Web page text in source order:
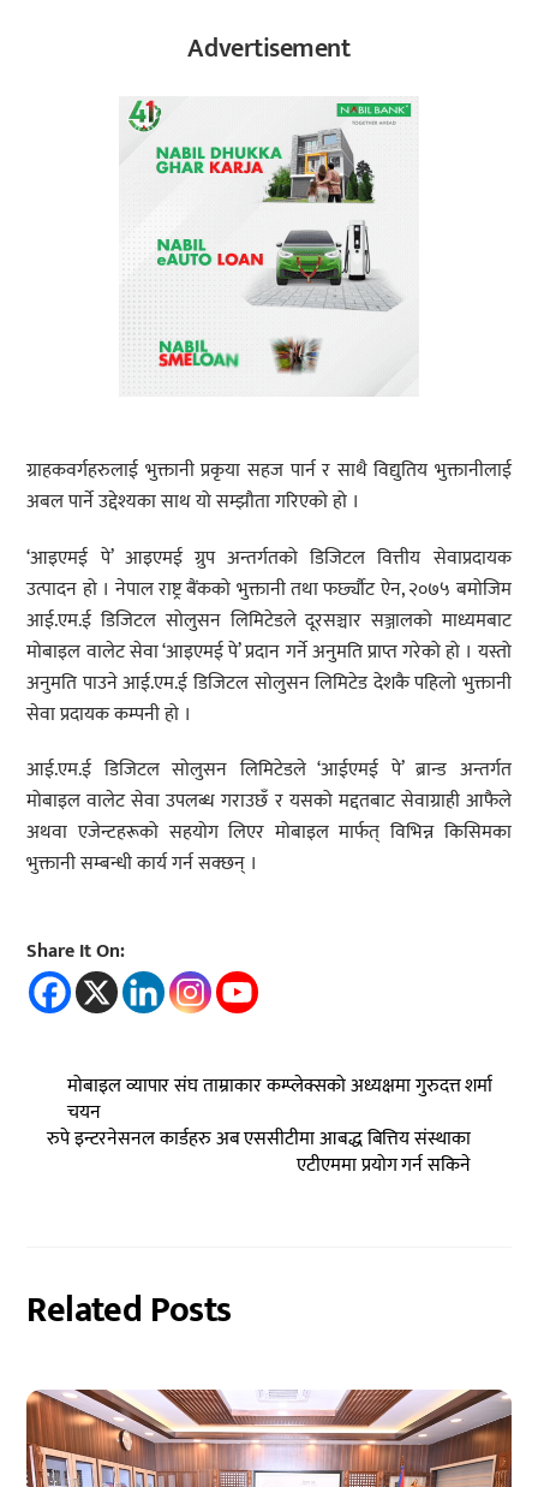
Advertisement
ग्राहकवर्गहरुलाई भुक्तानी प्रकृया सहज पार्न र साथै विद्युतिय भुक्तानीलाई
अबल पार्ने उद्देश्यका साथ यो सम्झौता गरिएको हो ।
‘आइएमई पे’ आइएमई ग्रुप अन्तर्गतको डिजिटल वित्तीय सेवाप्रदायक
उत्पादन हो । नेपाल राष्ट्र बैंकको भुक्तानी तथा फर्छ्यौट ऐन, २०७५ बमोजिम
आई.एम.ई डिजिटल सोलुसन लिमिटेडले दूरसञ्चार सञ्जालको माध्यमबाट
मोबाइल वालेट सेवा ‘आइएमई पे’ प्रदान गर्ने अनुमति प्राप्त गरेको हो । यस्तो
अनुमति पाउने आई.एम.ई डिजिटल सोलुसन लिमिटेड देशकै पहिलो भुक्तानी
सेवा प्रदायक कम्पनी हो ।
आई.एम.ई डिजिटल सोलुसन लिमिटेडले ‘आईएमई पे’ ब्रान्ड अन्तर्गत
मोबाइल वालेट सेवा उपलब्ध गराउछँ र यसको मद्दतबाट सेवाग्राही आफैले
अथवा एजेन्टहरूको सहयोग लिएर मोबाइल मार्फत् विभिन्न किसिमका
भुक्तानी सम्बन्धी कार्य गर्न सक्छन् ।
Share It On:
मोबाइल व्यापार संघ ताम्राकार कम्प्लेक्सको अध्यक्षमा गुरुदत्त शर्मा
चयन
रुपे इन्टरनेसनल कार्डहरु अब एससीटीमा आबद्ध बित्तिय संस्थाका
एटीएममा प्रयोग गर्न सकिने
Related Posts